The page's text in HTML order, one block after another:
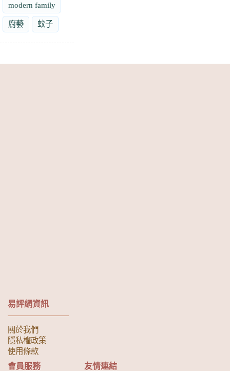
modern family
廚藝 蚊子
易評網資訊
關於我們
隱私權政策
使用條款
會員服務 友情連結